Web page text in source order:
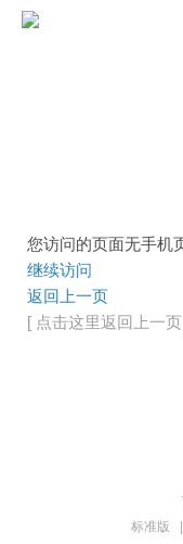
您访问的页面无手机
继续访问
返回上一页
[ 点击这里返回上一
标准版